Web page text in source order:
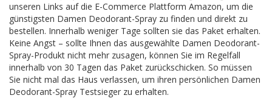
unseren Links auf die E-Commerce Plattform Amazon, um die
günstigsten Damen Deodorant-Spray zu finden und direkt zu
bestellen. Innerhalb weniger Tage sollten sie das Paket erhalten.
Keine Angst – sollte Ihnen das ausgewählte Damen Deodorant-
Spray-Produkt nicht mehr zusagen, können Sie im Regelfall
innerhalb von 30 Tagen das Paket zurückschicken. So müssen
Sie nicht mal das Haus verlassen, um ihren persönlichen Damen
Deodorant-Spray Testsieger zu erhalten.